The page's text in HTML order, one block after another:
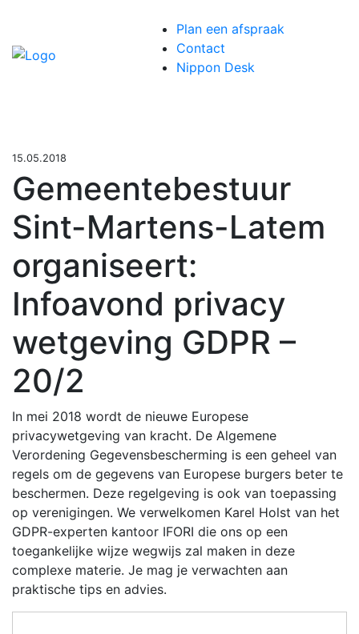
Plan een afspraak
Contact
Nippon Desk
15.05.2018
Gemeentebestuur
Sint-Martens-Latem
organiseert:
Infoavond privacy
wetgeving GDPR –
20/2
In mei 2018 wordt de nieuwe Europese
privacywetgeving van kracht. De Algemene
Verordening Gegevensbescherming is een geheel van
regels om de gegevens van Europese burgers beter te
beschermen. Deze regelgeving is ook van toepassing
op verenigingen. We verwelkomen Karel Holst van het
GDPR-experten kantoor IFORI die ons op een
toegankelijke wijze wegwijs zal maken in deze
complexe materie. Je mag je verwachten aan
praktische tips en advies.